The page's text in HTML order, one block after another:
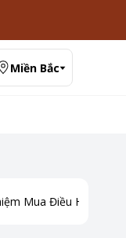
Miền Bắc
Mua Điều Hoà